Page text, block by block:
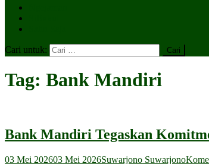
Cari untuk:
Tag: Bank Mandiri
Bank Mandiri Tegaskan
03 Mei 202603 Mei 2026Suwarjono Suwarjono